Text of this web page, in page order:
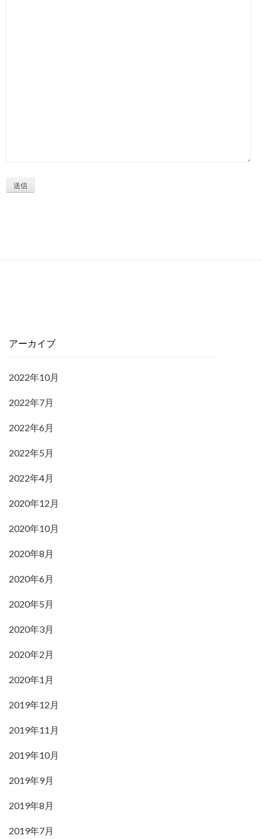
アーカイブ
2022年10月
2022年7月
2022年6月
2022年5月
2022年4月
2020年12月
2020年10月
2020年8月
2020年6月
2020年5月
2020年3月
2020年2月
2020年1月
2019年12月
2019年11月
2019年10月
2019年9月
2019年8月
2019年7月